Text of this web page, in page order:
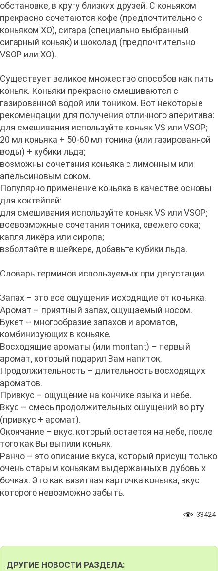
обстановке, в кругу близких друзей. С коньяком
прекрасно сочетаются кофе (предпочтительно с
коньяком XO), сигара (специально выбранный
сигарный коньяк) и шоколад (предпочтительно
VSOP или XO).
Существует великое множество способов как пить
коньяк. Коньяки прекрасно смешиваются с
газированной водой или тоником. Вот некоторые
рекомендации для получения отличного аперитива:
для смешивания используйте коньяк VS или VSOP;
20 мл коньяка + 50-60 мл тоника (или газированной
воды) + кубики льда;
возможны сочетания коньяка с лимонным или
апельсиновым соком.
Популярно применение коньяка в качестве основы
для коктейлей:
для смешивания используйте коньяк VS или VSOP;
всевозможные сочетания тоника, свежего сока;
капля ликёра или сиропа;
взболтайте в шейкере, добавьте кубики льда.
Словарь терминов используемых при дегустации
Запах – это все ощущения исходящие от коньяка.
Аромат – приятный запах, ощущаемый носом.
Букет – многообразие запахов и ароматов,
комбинирующих в коньяке.
Восходящие ароматы (или montant) – первый
аромат, который подарил Вам напиток.
Продолжительность – длительность восходящих
ароматов.
Привкус – ощущение на кончике языка и нёбе.
Вкус – смесь продолжительных ощущений во рту
(привкус + аромат).
Окончание – вкус, который остается на небе, после
того как Вы выпили коньяк.
Ранчо – это описание вкуса, который присущ только
очень старым коньякам выдержанных в дубовых
бочках. Это как визитная карточка коньяка, вкус
которого невозможно забыть.
33424
ДРУГИЕ НОВОСТИ РАЗДЕЛА: